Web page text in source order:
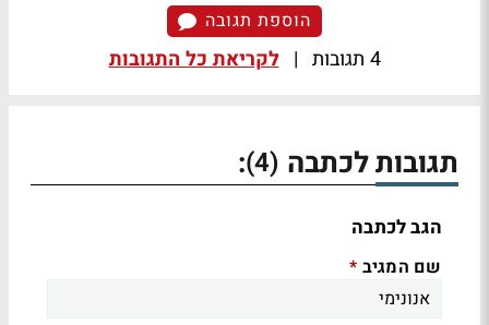
הוספת תגובה
4 תגובות | לקריאת כל התגובות
תגובות לכתבה (4)
:
הגב לכתבה
שם המגיב *